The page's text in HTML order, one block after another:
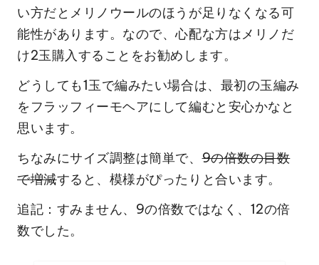
い方だとメリノウールのほうが足りなくなる可
能性があります。なので、心配な方はメリノだ
け2玉購入することをお勧めします。
どうしても1玉で編みたい場合は、最初の玉編み
をフラッフィーモヘアにして編むと安心かなと
思います。
ちなみにサイズ調整は簡単で、9の倍数の目数
で増減すると、模様がぴったりと合います。
追記：すみません、9の倍数ではなく、12の倍
数でした。